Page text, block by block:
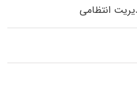
انتظامی